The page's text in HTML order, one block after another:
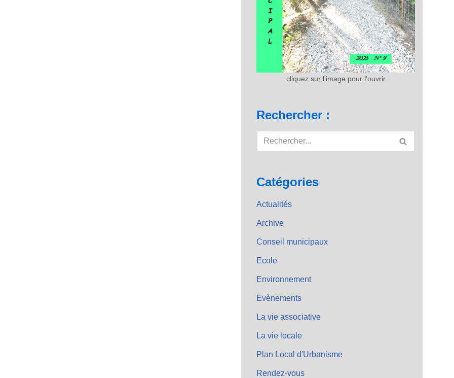
cliquez sur l'image pour l'ouvrir
Rechercher :
Catégories
Actualités
Archive
Conseil municipaux
Ecole
Environnement
Evènements
La vie associative
La vie locale
Plan Local d'Urbanisme
Rendez-vous